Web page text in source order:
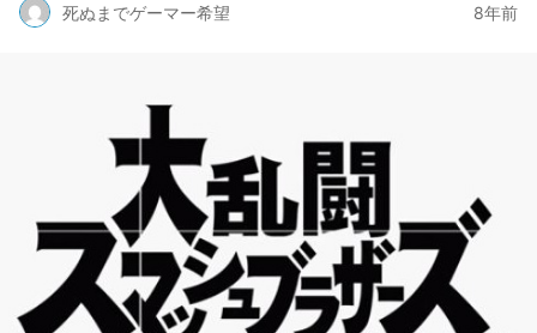
死ぬまでゲーマー希望 8年前